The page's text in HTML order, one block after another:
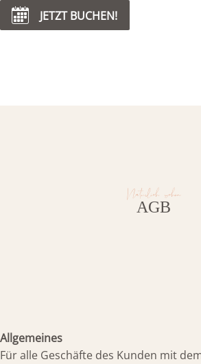
JETZT BUCHEN!
Natürlich schön.
AGB
Allgemeines
Für alle Geschäfte des Kunden mit